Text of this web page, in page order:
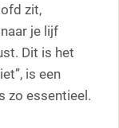
zit,
je lijf
Dit is het
is een
zo essentieel.